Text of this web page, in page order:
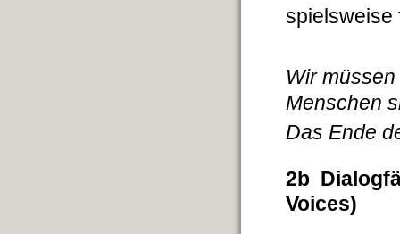
spielsweise
Wir
Menschen
Das Ende
2b
Voices)